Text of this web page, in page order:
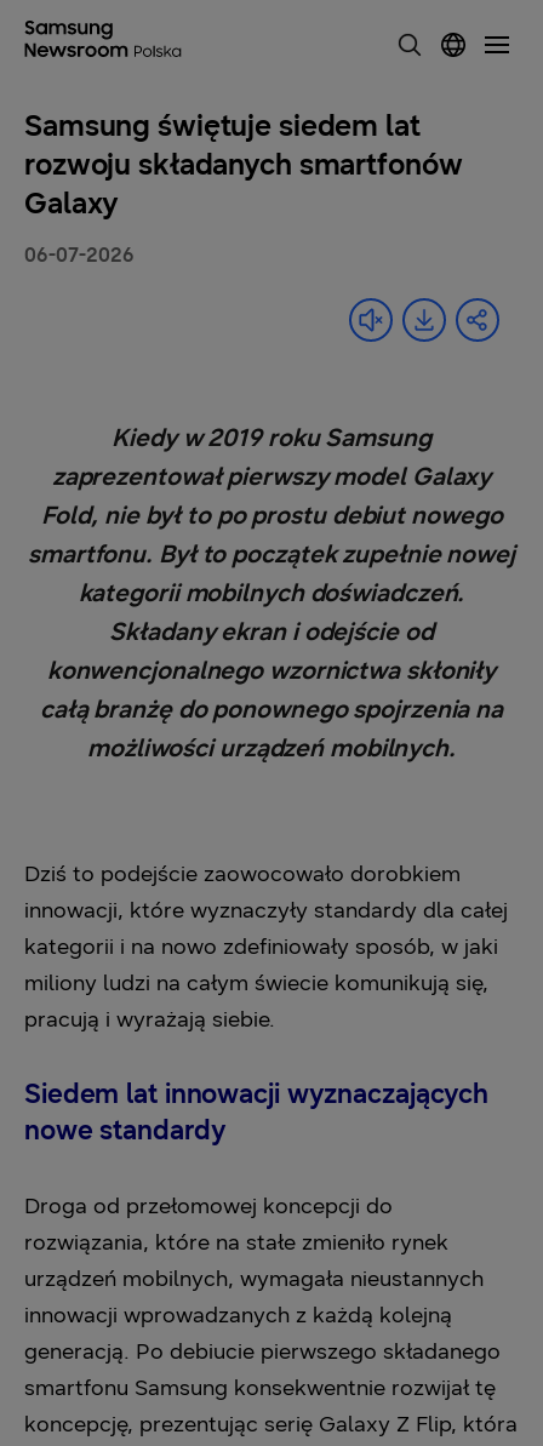
Samsung świętuje siedem lat
rozwoju składanych smartfonów
Galaxy
06-07-2026
Kiedy w 2019 roku Samsung
zaprezentował pierwszy model Galaxy
Fold, nie był to po prostu debiut nowego
smartfonu. Był to początek zupełnie nowej
kategorii mobilnych doświadczeń.
Składany ekran i odejście od
konwencjonalnego wzornictwa skłoniły
całą branżę do ponownego spojrzenia na
możliwości urządzeń mobilnych.
Dziś to podejście zaowocowało dorobkiem
innowacji, które wyznaczyły standardy dla całej
kategorii i na nowo zdefiniowały sposób, w jaki
miliony ludzi na całym świecie komunikują się,
pracują i wyrażają siebie.
Siedem lat innowacji wyznaczających
nowe standardy
Droga od przełomowej koncepcji do
rozwiązania, które na stałe zmieniło rynek
urządzeń mobilnych, wymagała nieustannych
innowacji wprowadzanych z każdą kolejną
generacją. Po debiucie pierwszego składanego
smartfonu Samsung konsekwentnie rozwijał tę
koncepcję, prezentując serię Galaxy Z Flip, która